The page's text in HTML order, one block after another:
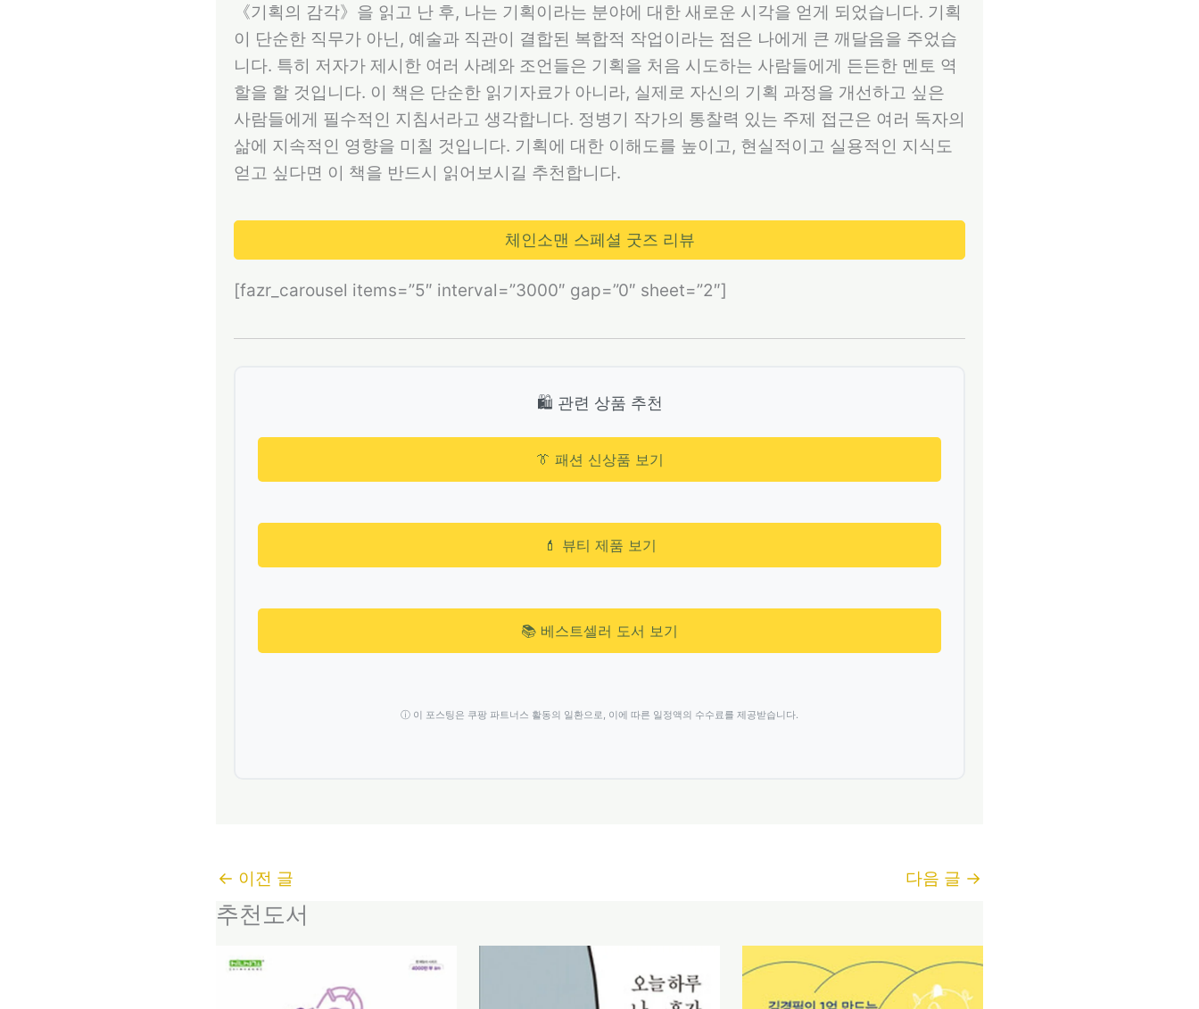
《기획의 감각》을 읽고 난 후, 나는 기획이라는 분야에 대한 새로운 시각을 얻게 되었습니다. 기획
이 단순한 직무가 아닌, 예술과 직관이 결합된 복합적 작업이라는 점은 나에게 큰 깨달음을 주었습
니다. 특히 저자가 제시한 여러 사례와 조언들은 기획을 처음 시도하는 사람들에게 든든한 멘토 역
할을 할 것입니다. 이 책은 단순한 읽기자료가 아니라, 실제로 자신의 기획 과정을 개선하고 싶은
사람들에게 필수적인 지침서라고 생각합니다. 정병기 작가의 통찰력 있는 주제 접근은 여러 독자의
삶에 지속적인 영향을 미칠 것입니다. 기획에 대한 이해도를 높이고, 현실적이고 실용적인 지식도
얻고 싶다면 이 책을 반드시 읽어보시길 추천합니다.
체인소맨 스페셜 굿즈 리뷰
[fazr_carousel items=”5″ interval=”3000″ gap=”0″ sheet=”2″]
🛍️ 관련 상품 추천
👔 패션 신상품 보기
💄 뷰티 제품 보기
📚 베스트셀러 도서 보기
ⓘ 이 포스팅은 쿠팡 파트너스 활동의 일환으로, 이에 따른 일정액의 수수료를 제공받습니다.
← 이전 글 다음 글 →
추천도서